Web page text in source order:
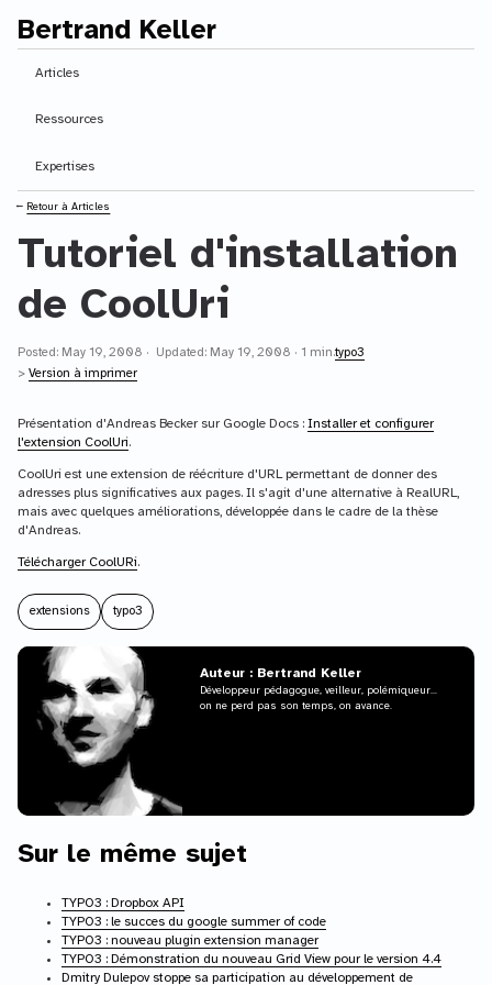
Contenu principal
Bertrand Keller
Articles
Ressources
Expertises
⭠ Retour à Articles
Tutoriel d'installation
de CoolUri
Posted: May 19, 2008 · Updated: May 19, 2008 · 1 min.typo3
> Version à imprimer
Présentation d'Andreas Becker sur Google Docs : Installer et configurer
l'extension CoolUri.
CoolUri est une extension de réécriture d'URL permettant de donner des
adresses plus significatives aux pages. Il s'agit d'une alternative à RealURL,
mais avec quelques améliorations, développée dans le cadre de la thèse
d'Andreas.
Télécharger CoolURi.
extensions typo3
Auteur : Bertrand Keller
Développeur pédagogue, veilleur, polémiqueur...
on ne perd pas son temps, on avance.
Sur le même sujet
TYPO3 : Dropbox API
TYPO3 : le succes du google summer of code
TYPO3 : nouveau plugin extension manager
TYPO3 : Démonstration du nouveau Grid View pour le version 4.4
Dmitry Dulepov stoppe sa participation au développement de